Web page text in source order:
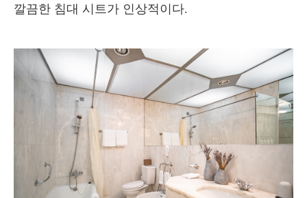
깔끔한 침대 시트가 인상적이다.